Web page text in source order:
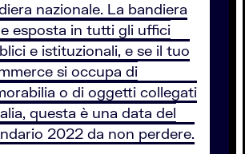
nazionale. La bandiera
esposta in tutti gli uffici
e istituzionali, e se il tuo
si occupa di
o di oggetti collegati
questa è una data del
2022 da non perdere.